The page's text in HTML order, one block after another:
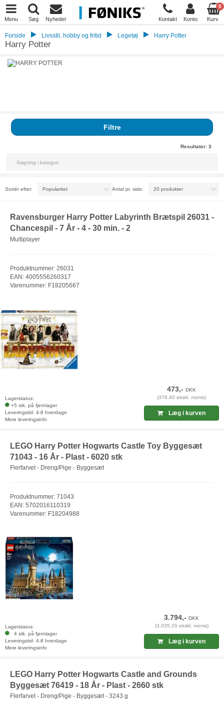
Menu Søg Nyheder Kontakt Konto
0
Kurv
Forside Livsstil, hobby og fritid Legetøj Harry Potter
Harry Potter
Filtre
Resultater: 3
Sortér efter: Antal pr. side:
Ravensburger Harry Potter Labyrinth Brætspil 26031 -
Chancespil - 7 År - 4 - 30 min. - 2
Multiplayer
Produktnummer: 26031
EAN: 4005556260317
Varenummer: F18205667
Lagerstatus:
+5 stk. på fjernlager
Leveringstid: 4-8 hverdage
Mere leveringsinfo
473,-DKK
(378,40 ekskl. moms)
Læg i kurven
LEGO Harry Potter Hogwarts Castle Toy Byggesæt
71043 - 16 År - Plast - 6020 stk
Flerfarvet - Dreng/Pige - Byggesæt
Produktnummer: 71043
EAN: 5702016110319
Varenummer: F18204988
Lagerstatus:
4 stk. på fjernlager
Leveringstid: 4-8 hverdage
Mere leveringsinfo
3.794,-DKK
(3.035,20 ekskl. moms)
Læg i kurven
LEGO Harry Potter Hogwarts Castle and Grounds
Byggesæt 76419 - 18 År - Plast - 2660 stk
Flerfarvet - Dreng/Pige - Byggesæt - 3243 g